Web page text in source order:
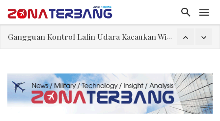
Gangguan Kontrol Lalin Udara Kacaukan Widwest
Dua Pesawat Nyaris Tabrakan di Haneda
Trump Batasi Hak Kewarganegaraan Lewat Kelahiran dan Larang “Wisata Bersalin”
Sjafrie Sjamsoeddin: Jangan Sakiti Hati Rakyat